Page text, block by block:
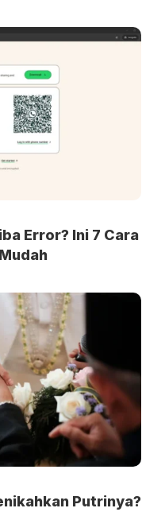
Error? Ini 7 Cara
Putrinya?